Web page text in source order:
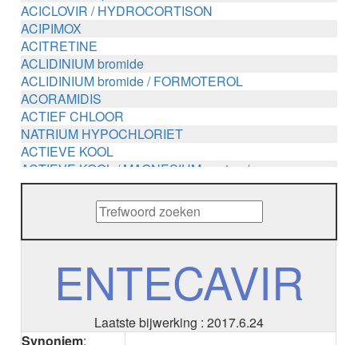
ACICLOVIR / HYDROCORTISON
ACIPIMOX
ACITRETINE
ACLIDINIUM bromide
ACLIDINIUM bromide / FORMOTEROL
ACORAMIDIS
ACTIEF CHLOOR
NATRIUM HYPOCHLORIET
ACTIEVE KOOL
ACTIEVE KOOL / MAGNESIUM zouten /
METHENAMINE
ADALIMUMAB
ADAPALEEN
ADAPALEEN / BENZOYLPEROXIDE
ADENOSINE
AESCINEENTECAVIR
Laatste bijwerking : 2017.6.24
Synoniem: